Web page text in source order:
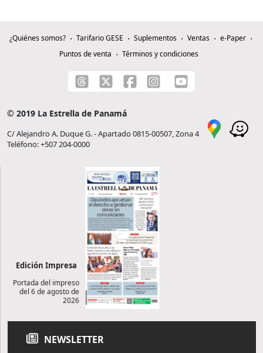
¿Quiénes somos? Tarifario GESE Suplementos Ventas
e-Paper
Puntos de venta
Términos y condiciones
© 2019 La Estrella de Panamá
C/ Alejandro A. Duque G. - Apartado 0815-00507, Zona 4
Teléfono: +507 204-0000
Edición Impresa
Portada del impreso
del 6 de agosto de
2026
NEWSLETTER